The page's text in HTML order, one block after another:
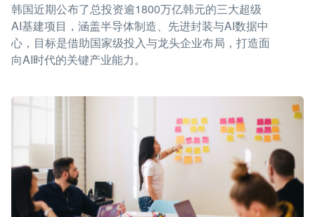
韩国近期公布了总投资逾1800万亿韩元的三大超级
AI基建项目，涵盖半导体制造、先进封装与AI数据中
心，目标是借助国家级投入与龙头企业布局，打造面
向AI时代的关键产业能力。